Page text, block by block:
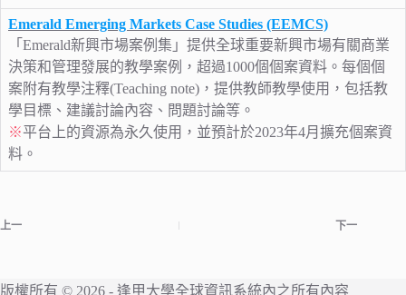
Emerald Emerging Markets Case Studies (EEMCS)
「Emerald新興市場案例集」提供全球重要新興市場有關商業
決策和管理發展的教學案例，超過1000個個案資料。每個個
案附有教學注釋(Teaching note)，提供教師教學使用，包括教
學目標、建議討論內容、問題討論等。
※平台上的資源為永久使用，並預計於2023年4月擴充個案資
料。
上一 下一
版權所有 © 2026 - 逢甲大學全球資訊系統內之所有內容